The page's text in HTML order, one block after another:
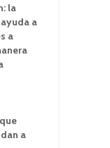
la
a
a
a